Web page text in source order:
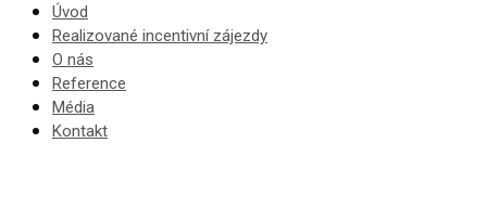
Úvod
Realizované incentivní zájezdy
O nás
Reference
Média
Kontakt